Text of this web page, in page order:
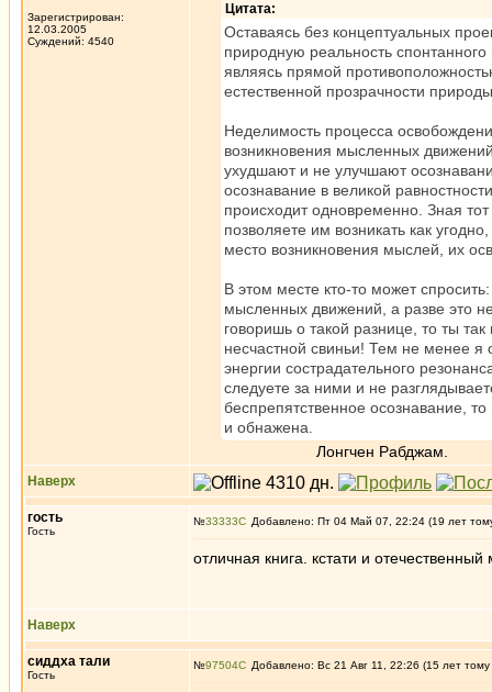
Зарегистрирован:
12.03.2005
Суждений: 4540
Цитата:
Оставаясь без концептуальных
природную реальность
являясь прямой
естественной прозрачности
Неделимость процесса
возникновения мысленных
ухудшают и не улучшают
осознавание в великой
происходит одновременно. Зная
позволяете им возникать как
место возникновения мыслей, их
В этом месте кто-то может
мысленных движений, а разве это
говоришь о такой разнице, то ты
несчастной свиньи! Тем не менее я
энергии сострадательного
следуете за ними и не
беспрепятственное осознавание,
и обнажена.
Лонгчен Рабджам.
Наверх
гость
Гость
№33333 Добавлено: Пт 04 Май 07, 22:24 (19 лет
отличная книга. кстати и отечественный
Наверх
сиддха тали
Гость
№97504 Добавлено: Вс 21 Авг 11, 22:26 (15 лет тому